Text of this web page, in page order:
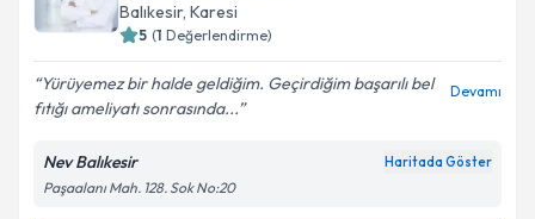
Balıkesir, Karesi
5 (1 Değerlendirme)
Yürüyemez bir halde geldiğim. Geçirdiğim başarılı bel
fıtığı ameliyatı sonrasında...
Devamı
Nev Balıkesir Haritada Göster
Paşaalanı Mah. 128. Sok No:20